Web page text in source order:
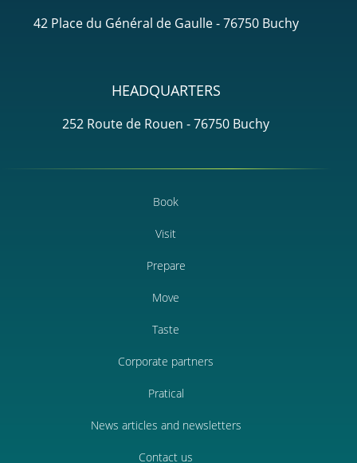
42 Place du Général de Gaulle - 76750 Buchy
HEADQUARTERS
252 Route de Rouen - 76750 Buchy
Book
Visit
Prepare
Move
Taste
Corporate partners
Pratical
News articles and newsletters
Contact us